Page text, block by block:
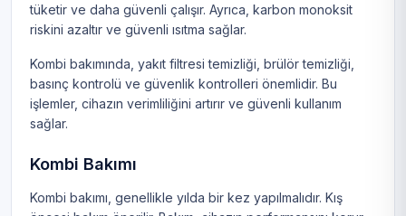
tüketir ve daha güvenli çalışır. Ayrıca, karbon monoksit
riskini azaltır ve güvenli ısıtma sağlar.
Kombi bakımında, yakıt filtresi temizliği, brülör temizliği,
basınç kontrolü ve güvenlik kontrolleri önemlidir. Bu
işlemler, cihazın verimliliğini artırır ve güvenli kullanım
sağlar.
Kombi Bakımı
Kombi bakımı, genellikle yılda bir kez yapılmalıdır. Kış